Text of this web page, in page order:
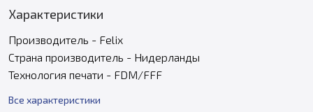
Характеристики
Производитель - Felix
Страна производитель - Нидерланды
Технология печати - FDM/FFF
Все характеристики